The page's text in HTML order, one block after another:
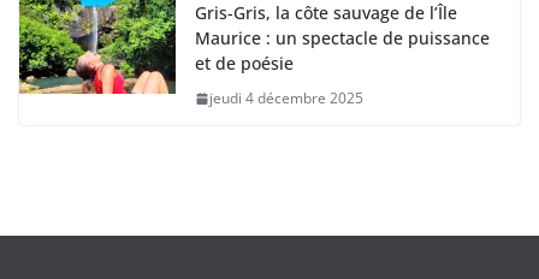
Gris-Gris, la côte sauvage de l’Île
Maurice : un spectacle de puissance
et de poésie
jeudi 4 décembre 2025